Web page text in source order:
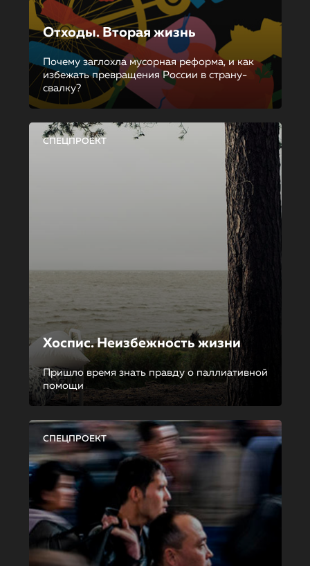
Отходы. Вторая жизнь
Почему заглохла мусорная реформа, и как
избежать превращения России в страну-
свалку?
СПЕЦПРОЕКТ
Хоспис. Неизбежность жизни
Пришло время знать правду о паллиативной
помощи
СПЕЦПРОЕКТ